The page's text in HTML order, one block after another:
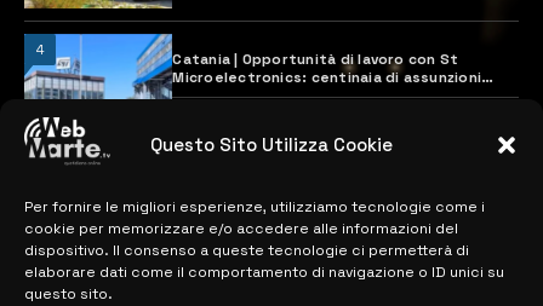
Questo Sito Utilizza Cookie
Per fornire le migliori esperienze, utilizziamo tecnologie come i
cookie per memorizzare e/o accedere alle informazioni del
dispositivo. Il consenso a queste tecnologie ci permetterà di
elaborare dati come il comportamento di navigazione o ID unici su
questo sito.
4
Catania | Opportunità di lavoro con St
Microelectronics: centinaia di assunzioni
previste
MAPPA DEL SITO
> NOTIZIE